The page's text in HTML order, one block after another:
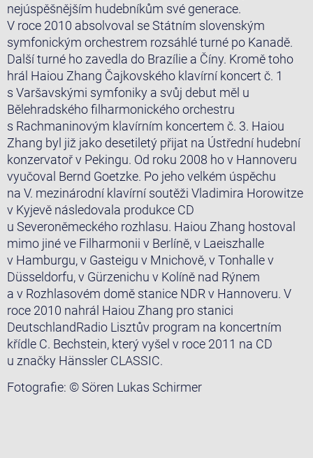
nejúspěšnějším hudebníkům své generace.
V roce 2010 absolvoval se Státním slovenským
symfonickým orchestrem rozsáhlé turné po Kanadě.
Další turné ho zavedla do Brazílie a Číny. Kromě toho
hrál Haiou Zhang Čajkovského klavírní koncert č. 1
s Varšavskými symfoniky a svůj debut měl u
Bělehradského filharmonického orchestru
s Rachmaninovým klavírním koncertem č. 3. Haiou
Zhang byl již jako desetiletý přijat na Ústřední hudební
konzervatoř v Pekingu. Od roku 2008 ho v Hannoveru
vyučoval Bernd Goetzke. Po jeho velkém úspěchu
na V. mezinárodní klavírní soutěži Vladimira Horowitze
v Kyjevě následovala produkce CD
u Severoněmeckého rozhlasu. Haiou Zhang hostoval
mimo jiné ve Filharmonii v Berlíně, v Laeiszhalle
v Hamburgu, v Gasteigu v Mnichově, v Tonhalle v
Düsseldorfu, v Gürzenichu v Kolíně nad Rýnem
a v Rozhlasovém domě stanice NDR v Hannoveru. V
roce 2010 nahrál Haiou Zhang pro stanici
DeutschlandRadio Lisztův program na koncertním
křídle C. Bechstein, který vyšel v roce 2011 na CD
u značky Hänssler CLASSIC.
Fotografie: © Sören Lukas Schirmer